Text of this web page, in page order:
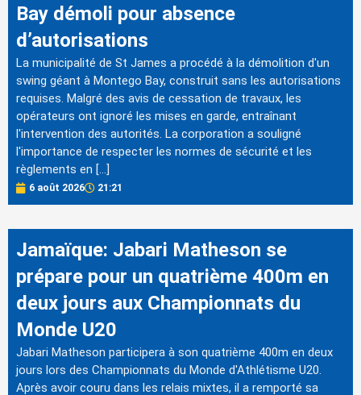
Bay démoli pour absence
d’autorisations
La municipalité de St James a procédé à la démolition d'un
swing géant à Montego Bay, construit sans les autorisations
requises. Malgré des avis de cessation de travaux, les
opérateurs ont ignoré les mises en garde, entraînant
l'intervention des autorités. La corporation a souligné
l'importance de respecter les normes de sécurité et les
règlements en […]
6 août 2026 21:21
Jamaïque: Jabari Matheson se
prépare pour un quatrième 400m en
deux jours aux Championnats du
Monde U20
Jabari Matheson participera à son quatrième 400m en deux
jours lors des Championnats du Monde d'Athlétisme U20.
Après avoir couru dans les relais mixtes, il a remporté sa